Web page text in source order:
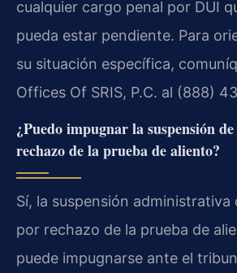
cualquier cargo penal por DUI
pueda estar pendiente. Para
su situación específica,
Offices Of SRIS, P.C. al (888)
¿Puedo impugnar la suspensión
rechazo de la prueba de aliento?
Sí, la suspensión administrativa
por rechazo de la prueba de
puede impugnarse ante el